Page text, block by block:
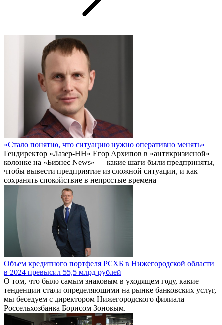
«Стало понятно, что ситуацию нужно оперативно менять»
Гендиректор «Лазер-НН» Егор Архипов в «антикризисной»
колонке на «Бизнес News» — какие шаги были предприняты,
чтобы вывести предприятие из сложной ситуации, и как
сохранять спокойствие в непростые времена
Объем кредитного портфеля РСХБ в Нижегородской области
в 2024 превысил 55,5 млрд рублей
О том, что было самым знаковым в уходящем году, какие
тенденции стали определяющими на рынке банковских услуг,
мы беседуем с директором Нижегородского филиала
Россельхозбанка Борисом Зоновым.